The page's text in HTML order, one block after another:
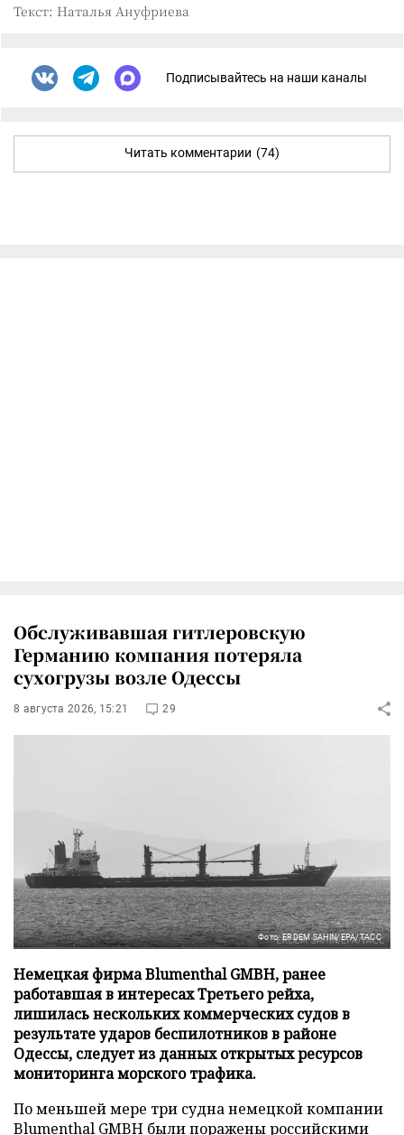
Текст: Наталья Ануфриева
Подписывайтесь на наши каналы
Читать комментарии (74)
Обслуживавшая гитлеровскую
Германию компания потеряла
сухогрузы возле Одессы
8 августа 2026, 15:21 29
Фото: ERDEM SAHIN/EPA/ТАСС
Немецкая фирма Blumenthal GMBH, ранее
работавшая в интересах Третьего рейха,
лишилась нескольких коммерческих судов в
результате ударов беспилотников в районе
Одессы, следует из данных открытых ресурсов
мониторинга морского трафика.
По меньшей мере три судна немецкой компании
Blumenthal GMBH были поражены российскими